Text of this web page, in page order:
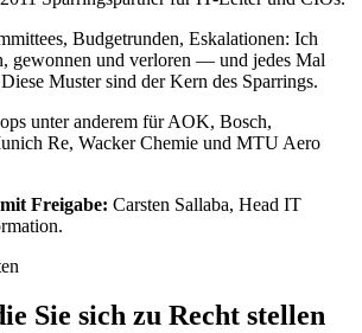
Budgetrunden, Eskalationen: Ich
gewonnen und verloren — und jedes Mal
Muster sind der Kern des Sparrings.
unter anderem für AOK, Bosch,
Re, Wacker Chemie und MTU Aero
Freigabe: Carsten Sallaba, Head IT
Sie sich zu Recht stellen